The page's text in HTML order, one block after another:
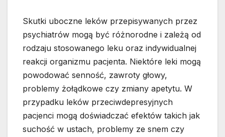
Skutki uboczne leków przepisywanych przez
psychiatrów mogą być różnorodne i zależą od
rodzaju stosowanego leku oraz indywidualnej
reakcji organizmu pacjenta. Niektóre leki mogą
powodować senność, zawroty głowy,
problemy żołądkowe czy zmiany apetytu. W
przypadku leków przeciwdepresyjnych
pacjenci mogą doświadczać efektów takich jak
suchość w ustach, problemy ze snem czy